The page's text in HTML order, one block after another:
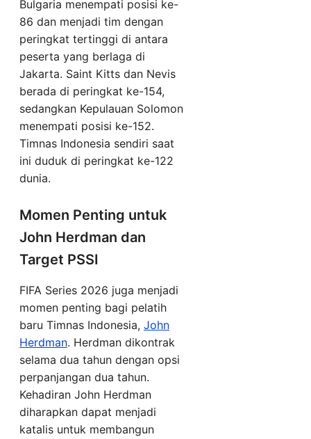
Bulgaria menempati posisi ke-
86 dan menjadi tim dengan
peringkat tertinggi di antara
peserta yang berlaga di
Jakarta. Saint Kitts dan Nevis
berada di peringkat ke-154,
sedangkan Kepulauan Solomon
menempati posisi ke-152.
Timnas Indonesia sendiri saat
ini duduk di peringkat ke-122
dunia.
Momen Penting untuk
John Herdman dan
Target PSSI
FIFA Series 2026 juga menjadi
momen penting bagi pelatih
baru Timnas Indonesia, John
Herdman. Herdman dikontrak
selama dua tahun dengan opsi
perpanjangan dua tahun.
Kehadiran John Herdman
diharapkan dapat menjadi
katalis untuk membangun